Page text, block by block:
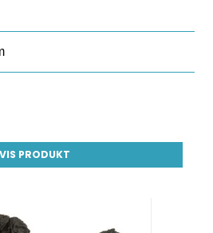
VIS PRODUKT